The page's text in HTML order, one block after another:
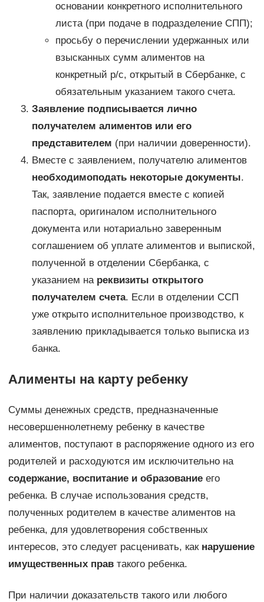
основании конкретного исполнительного
листа (при подаче в подразделение СПП);
просьбу о перечислении удержанных или
взысканных сумм алиментов на
конкретный р/с, открытый в Сбербанке, с
обязательным указанием такого счета.
Заявление подписывается лично
получателем алиментов или его
представителем (при наличии доверенности).
Вместе с заявлением, получателю алиментов
необходимоподать некоторые документы.
Так, заявление подается вместе с копией
паспорта, оригиналом исполнительного
документа или нотариально заверенным
соглашением об уплате алиментов и выпиской,
полученной в отделении Сбербанка, с
указанием на реквизиты открытого
получателем счета. Если в отделении ССП
уже открыто исполнительное производство, к
заявлению прикладывается только выписка из
банка.
Алименты на карту ребенку
Суммы денежных средств, предназначенные
несовершеннолетнему ребенку в качестве
алиментов, поступают в распоряжение одного из его
родителей и расходуются им исключительно на
содержание, воспитание и образованиеего
ребенка. В случае использования средств,
полученных родителем в качестве алиментов на
ребенка, для удовлетворения собственных
интересов, это следует расценивать, как нарушение
имущественных правтакого ребенка.
При наличии доказательств такого или любого